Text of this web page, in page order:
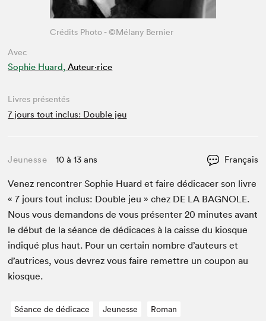
Avec
Sophie Huard, Auteur·rice
Crédits Photo - ©Mélany Bernier
Livres présentés
7 jours tout inclus: Double jeu
Jeunesse 10 à 13 ans Français
Venez ren­con­tr­er Sophie Huard et faire dédi­cac­er son livre
«7 jours tout inclus: Dou­ble jeu » chez DE LA BAG­NOLE.
Nous vous deman­dons de vous présen­ter20 min­utes avant
le début de la séance de dédi­caces à la caisse du kiosque
indiqué plus haut. Pour un cer­tain nom­bre d’auteurs et
d’autrices, vous devrez vous faire remet­tre un coupon au
kiosque.
Séance de dédicace Jeunesse Roman